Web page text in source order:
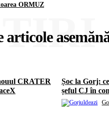
ORMUZ
CRATER
Șoc la Gorj:
șeful CJ în